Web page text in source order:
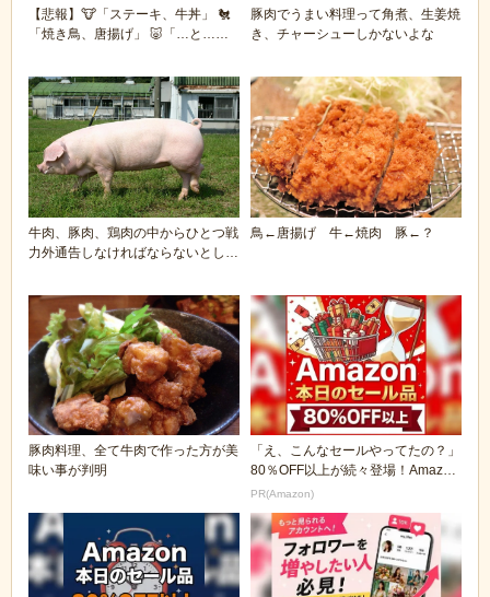
【悲報】🐮「ステーキ、牛丼」 🐔
「焼き鳥、唐揚げ」 🐷「…と…ト
豚肉でうまい料理って角煮、生姜焼
き、チャーシューしかないよな
牛肉、豚肉、鶏肉の中からひとつ戦
力外通告しなければならないとした
鳥←唐揚げ 牛←焼肉 豚←？
豚肉料理、全て牛肉で作った方が美
味い事が判明
「え、こんなセールやってたの？」
80％OFF以上が続々登場！Amazon
の本気が...
PR(Amazon)